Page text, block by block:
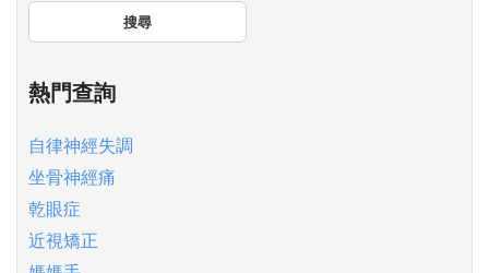
搜尋
熱門查詢
自律神經失調
坐骨神經痛
乾眼症
近視矯正